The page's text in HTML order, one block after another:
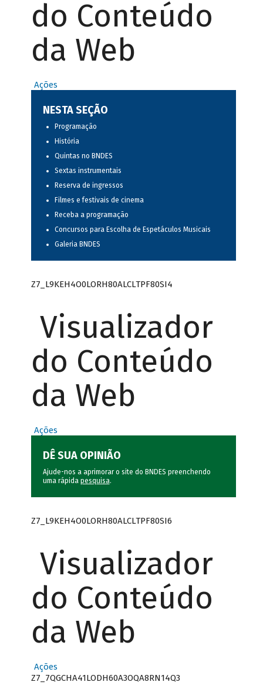
do Conteúdo
da Web
Ações
NESTA SEÇÃO
Programação
História
Quintas no BNDES
Sextas instrumentais
Reserva de ingressos
Filmes e festivais de cinema
Receba a programação
Concursos para Escolha de Espetáculos Musicais
Galeria BNDES
Z7_L9KEH4O0LORH80ALCLTPF80SI4
Visualizador
do Conteúdo
da Web
Ações
DÊ SUA OPINIÃO
Ajude-nos a aprimorar o site do BNDES preenchendo
uma rápida pesquisa.
Z7_L9KEH4O0LORH80ALCLTPF80SI6
Visualizador
do Conteúdo
da Web
Ações
Z7_7QGCHA41LODH60A3OQA8RN14Q3